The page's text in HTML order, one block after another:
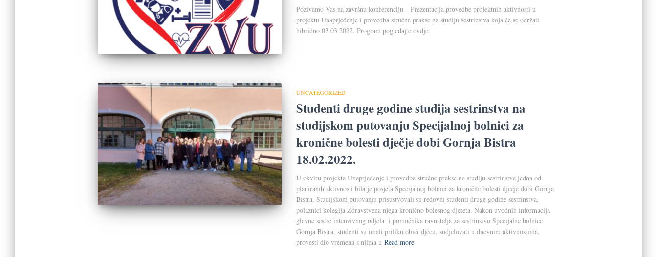
Pozivamo Vas na završnu konferenciju – Prezentacija provedbe projektnih aktivnosti u
projektu Unaprjeđenje i provedba stručne prakse na studiju sestrinstva koja će se održati
hibridno 03.03.2022. Program pogledajte ovdje.
UNCATEGORIZED
Studenti druge godine studija sestrinstva na
studijskom putovanju Specijalnoj bolnici za
kronične bolesti dječje dobi Gornja Bistra
18.02.2022.
U okviru projekta Unaprjeđenje i provedba stručne prakse na studiju sestrinstva jedna od
planiranih aktivnosti bila je posjeta Specijalnoj bolnici za kronične bolesti dječje dobi Gornja
Bistra. Studijskom putovanju prisustvovali su redovni studenti druge godine sestrinstva,
polaznici kolegija Zdravstvena njega kronično bolesnog djeteta. Nakon uvodnih informacija
glavne sestre intenzivnog odjela i pomoćnika ravnatelja za sestrinstvo Specijalne bolnice
Gornja Bistra, studenti su imali priliku obići djecu, sudjelovati u dnevnim aktivnostima,
provesti dio vremena s njima u Read more